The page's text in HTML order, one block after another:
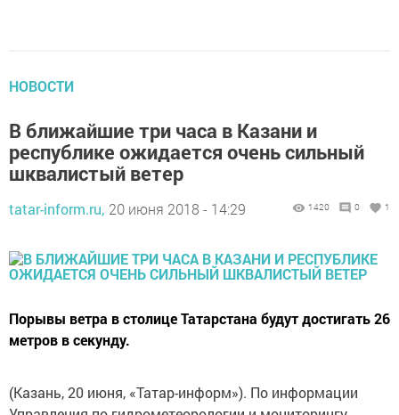
НОВОСТИ
В ближайшие три часа в Казани и
республике ожидается очень сильный
шквалистый ветер
tatar-inform.ru, 20 июня 2018 - 14:29 1420 0 1
Порывы ветра в столице Татарстана будут достигать 26
метров в секунду.
(Казань, 20 июня, «Татар-информ»). По информации